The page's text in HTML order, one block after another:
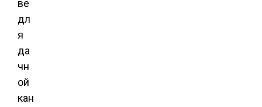
ве
дл
я
да
чн
ой
кан